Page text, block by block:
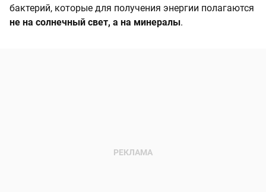
бактерий, которые для получения энергии полагаются
не на солнечный свет, а на минералы.